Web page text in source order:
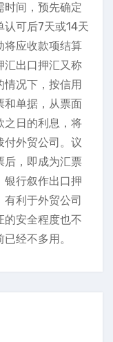
时间，预先确定
认可后7天或14天
将应收款项结算
汇出口押汇又称
情况下，按信用
和单据，从票面
之日的利息，将
付外贸公司。议
后，即成为汇票
银行叙作出口押
利于外贸公司
的安全程度也不
已经不多用。